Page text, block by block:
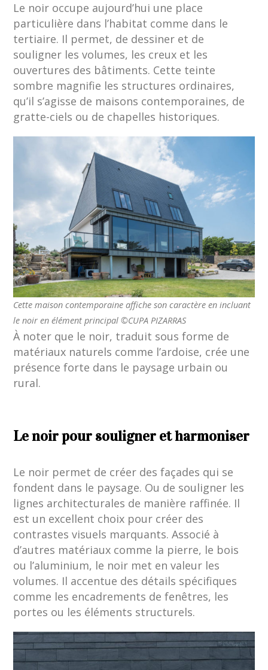
Le noir occupe aujourd’hui une place
particulière dans l’habitat comme dans le
tertiaire. Il permet, de dessiner et de
souligner les volumes, les creux et les
ouvertures des bâtiments. Cette teinte
sombre magnifie les structures ordinaires,
qu’il s’agisse de maisons contemporaines, de
gratte-ciels ou de chapelles historiques.
Cette maison contemporaine affiche son caractère en incluant
le noir en élément principal ©CUPA PIZARRAS
À noter que le noir, traduit sous forme de
matériaux naturels comme l’ardoise, crée une
présence forte dans le paysage urbain ou
rural.
Le noir pour souligner et harmoniser
Le noir permet de créer des façades qui se
fondent dans le paysage. Ou de souligner les
lignes architecturales de manière raffinée. Il
est un excellent choix pour créer des
contrastes visuels marquants. Associé à
d’autres matériaux comme la pierre, le bois
ou l’aluminium, le noir met en valeur les
volumes. Il accentue des détails spécifiques
comme les encadrements de fenêtres, les
portes ou les éléments structurels.